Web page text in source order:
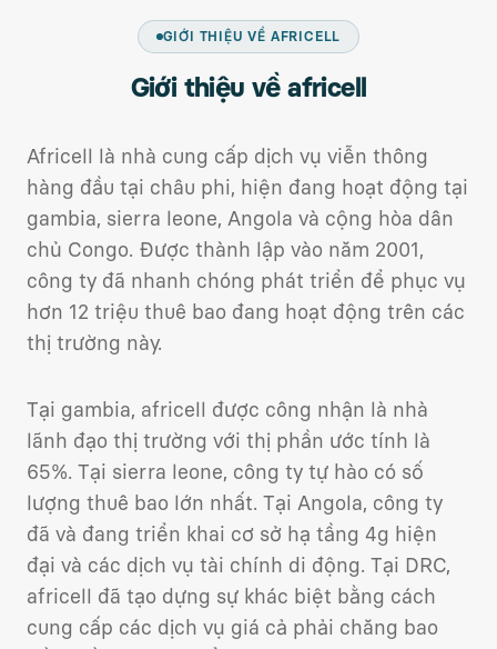
GIỚI THIỆU VỀ AFRICELL
Giới thiệu về africell
Africell là nhà cung cấp dịch vụ viễn thông
hàng đầu tại châu phi, hiện đang hoạt động tại
gambia, sierra leone, Angola và cộng hòa dân
chủ Congo. Được thành lập vào năm 2001,
công ty đã nhanh chóng phát triển để phục vụ
hơn 12 triệu thuê bao đang hoạt động trên các
thị trường này.
Tại gambia, africell được công nhận là nhà
lãnh đạo thị trường với thị phần ước tính là
65%. Tại sierra leone, công ty tự hào có số
lượng thuê bao lớn nhất. Tại Angola, công ty
đã và đang triển khai cơ sở hạ tầng 4g hiện
đại và các dịch vụ tài chính di động. Tại DRC,
africell đã tạo dựng sự khác biệt bằng cách
cung cấp các dịch vụ giá cả phải chăng bao